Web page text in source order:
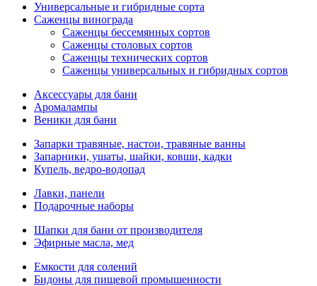
Универсальные и гибридные сорта
Саженцы винограда
Саженцы бессемянных сортов
Саженцы столовых сортов
Саженцы технических сортов
Саженцы универсальных и гибридных сортов
Аксессуары для бани
Аромалампы
Веники для бани
Запарки травяные, настои, травяные ванны
Запарники, ушаты, шайки, ковши, кадки
Купель, ведро-водопад
Лавки, панели
Подарочные наборы
Шапки для бани от производителя
Эфирные масла, мед
Емкости для солений
Бидоны для пищевой промышенности